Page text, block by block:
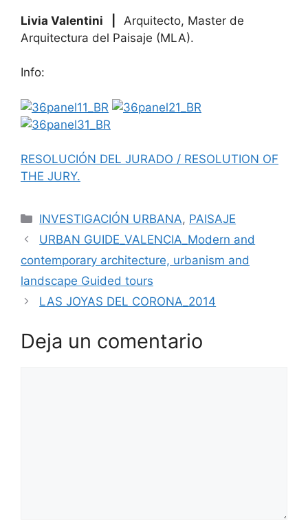
Livia Valentini
Arquitecto, Master de
Arquitectura del Paisaje (MLA).
Info:
RESOLUCIÓN DEL JURADO / RESOLUTION OF
THE JURY.
INVESTIGACIÓN URBANA, PAISAJE
URBAN GUIDE_VALENCIA_Modern and
contemporary architecture, urbanism and
landscape Guided tours
LAS JOYAS DEL CORONA_2014
Deja un comentario